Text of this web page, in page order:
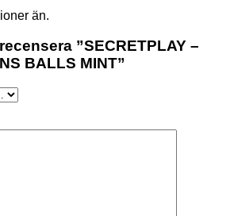
än.
”SECRETPLAY –
BALLS MINT”